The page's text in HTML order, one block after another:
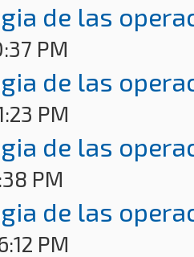
de las
PM
de las
PM
de las
PM
de las
PM